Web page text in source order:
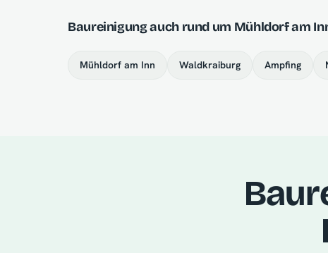
Baureinigung auch rund um Mühldorf am
Mühldorf am Inn Waldkraiburg Ampfing